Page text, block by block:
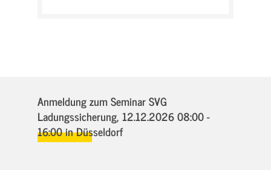
Anmeldung zum Seminar SVG
Ladungssicherung, 12.12.2026 08:00 -
16:00in Düsseldorf